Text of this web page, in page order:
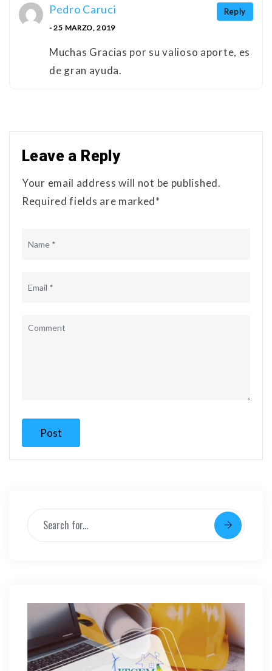
Reply
Pedro Caruci
- 25 MARZO, 2019
Muchas Gracias por su valioso aporte, es
de gran ayuda.
Leave a Reply
Your email address will not be published.
Required fields are marked*